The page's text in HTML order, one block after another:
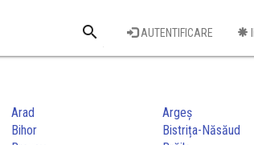
search
Cauta o firma
AUTENTIFICARE
Arad
Argeș
Bihor
Bistrița-Năsăud